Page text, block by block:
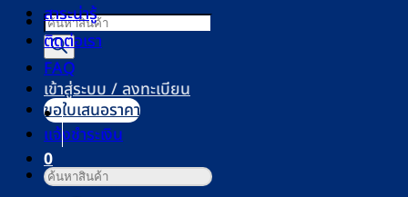
Products
search
เข้าสู่ระบบ / ลงทะเบียน
0
ตะกร้าสินค้า
สาระน่ารู้
ติดต่อเรา
FAQ
ขอใบเสนอราคา
แจ้งชำระเงิน
ค้นหา: